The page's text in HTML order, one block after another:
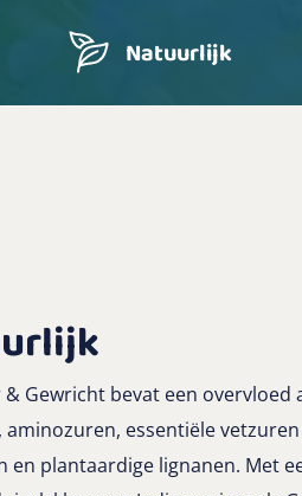
Natuurlijk
& Gewricht bevat een overvloed
essentiële
en plantaardige lignanen. Met